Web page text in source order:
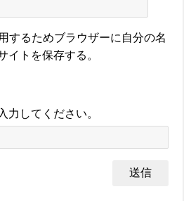
するためブラウザーに自分の名
イトを保存する。
力してください。